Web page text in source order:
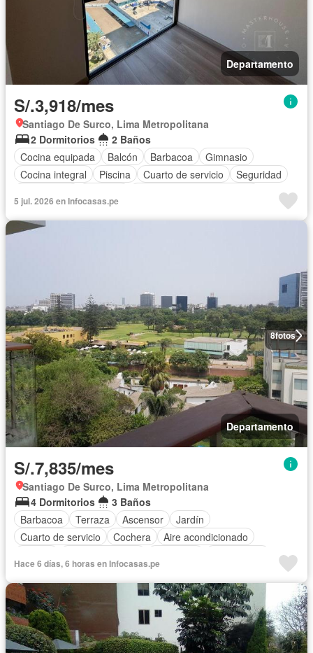
Departamento
S/.3,918/mes
Santiago De Surco, Lima Metropolitana
2 Dormitorios
2 Baños
Cocina equipada
Balcón Barbacoa
Gimnasio
Cocina integral
Piscina Cuarto de servicio
Seguridad
5 jul. 2026 en Infocasas.pe
8fotos
Departamento
S/.7,835/mes
Santiago De Surco, Lima Metropolitana
4 Dormitorios
3 Baños
Barbacoa
Terraza Ascensor
Jardín
Cuarto de servicio
Cochera
Aire acondicionado
Hace 6 días, 6 horas en Infocasas.pe